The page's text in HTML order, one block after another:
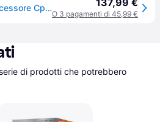
Amd Ryzen 5 3400g Processore Cpu Am4 Bulk Tray Con Gpu Integrata Scheda Video 137,99 €
O 3 pagamenti di 45,99 €
di prodotti che potrebbero